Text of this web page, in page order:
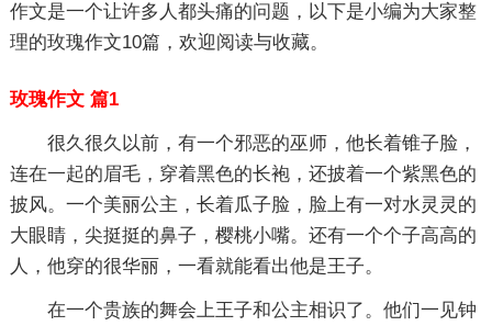
作文是一个让许多人都头痛的问题，以下是小编为大家整
理的玫瑰作文10篇，欢迎阅读与收藏。
玫瑰作文 篇1
很久很久以前，有一个邪恶的巫师，他长着锥子脸，
连在一起的眉毛，穿着黑色的长袍，还披着一个紫黑色的
披风。一个美丽公主，长着瓜子脸，脸上有一对水灵灵的
大眼睛，尖挺挺的鼻子，樱桃小嘴。还有一个个子高高的
人，他穿的很华丽，一看就能看出他是王子。
在一个贵族的舞会上王子和公主相识了。他们一见钟